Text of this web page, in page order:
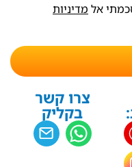
אל מדיניות
צרו קשר
בקליק